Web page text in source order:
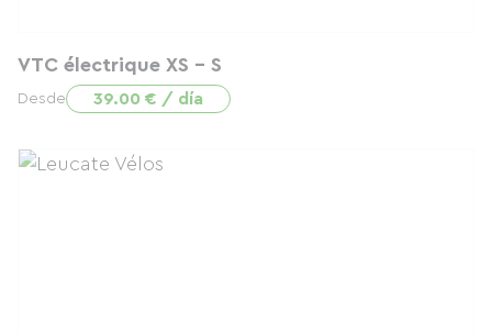
VTC électrique XS - S
Desde 39.00 € / día